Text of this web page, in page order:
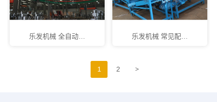
乐发机械 全自动… 乐发机械 常见配…
1 2 >